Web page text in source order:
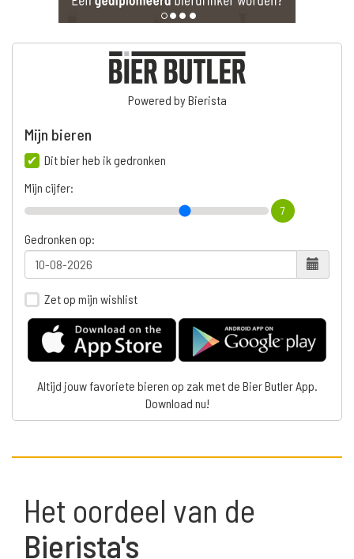
Powered by Bierista
Mijn bieren
Dit bier heb ik gedronken
Mijn cijfer:
7
Gedronken op:
Zet op mijn wishlist
Altijd jouw favoriete bieren op zak met de Bier Butler App.
Download nu!
Het oordeel van de
Bierista's